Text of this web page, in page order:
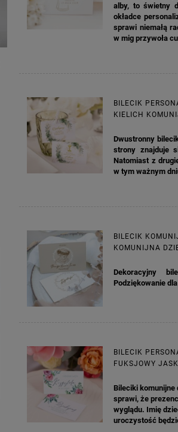
6,98 zł
Cena regularna:
Najniższa cena:
3,00 zł
DO KOSZYKA
alby, to świetny
okładce
sprawi niemałą
w mig przywoła
BILECIK
KIELICH
Dwustronny
strony znajduje
Natomiast z
w tym ważnym
BILECIK
KOMUNIJNA
Dekoracyjny
Podziękowanie
BILECIK
FUKSJOWY
Bileciki komunijne
sprawi, że
wyglądu. Imię
uroczystość